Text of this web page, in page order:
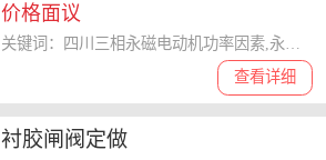
价格面议
查看详细
衬胶闸阀定做